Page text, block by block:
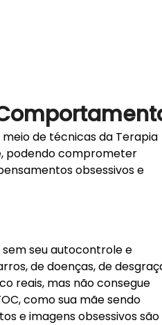
de técnicas da Terapia
podendo comprometer
obsessivos e
sem seu autocontrole e
de doenças, de
reais, mas não consegue
como sua mãe sendo
e imagens obsessivos são